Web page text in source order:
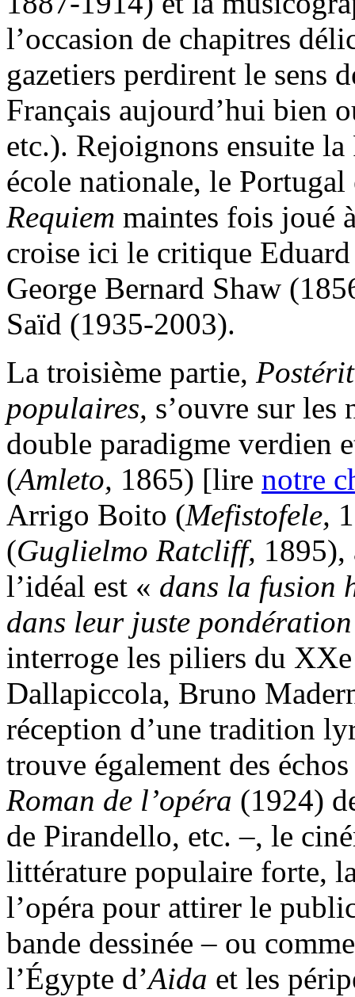
l’occasion de chapitres
gazetiers perdirent le sens
Français aujourd’hui bien
etc.). Rejoignons ensuite la
école nationale, le
Requiem maintes fois joué
croise ici le critique
George Bernard Shaw
Saïd (1935-2003).
La troisième partie,
populaires, s’ouvre sur les
double paradigme verdien
(Amleto, 1865) [lire notre
Arrigo Boito (Mefistofele,
(Guglielmo Ratcliff, 1895),
l’idéal est « dans la fusion
dans leur juste pondération
interroge les piliers du
Dallapiccola, Bruno
réception d’une tradition
trouve également des
Roman de l’opéra (1924)
de Pirandello, etc. –, le
littérature populaire forte,
l’opéra pour attirer le
bande dessinée – ou
l’Égypte d’Aida et les